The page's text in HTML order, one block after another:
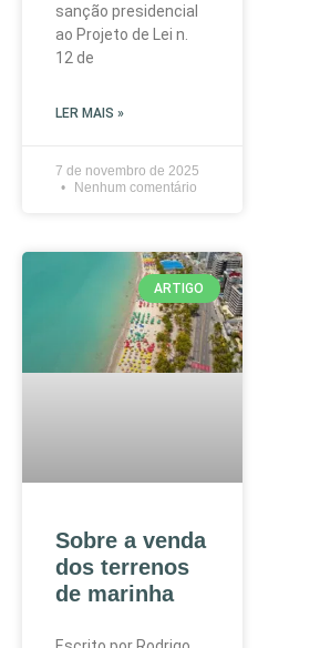
sanção presidencial
ao Projeto de Lei n.
12 de
LER MAIS »
7 de novembro de 2025
Nenhum comentário
ARTIGO
Sobre a venda
dos terrenos
de marinha